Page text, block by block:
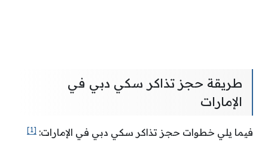
طريقة حجز تذاكر سكي دبي في
الإمارات
فيما يلي خطوات حجز تذاكر سكي دبي في الإمارات: [1]